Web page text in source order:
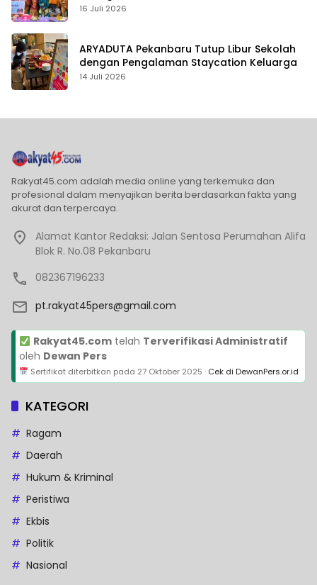
Karakter
16 Juli 2026
ARYADUTA Pekanbaru Tutup Libur Sekolah
dengan Pengalaman Staycation Keluarga
14 Juli 2026
Rakyat45.com adalah media online yang terkemuka dan
profesional dalam menyajikan berita berdasarkan fakta yang
akurat dan terpercaya.
Alamat Kantor Redaksi: Jalan Sentosa Perumahan Alifa
Blok R. No.08 Pekanbaru
082367196233
pt.rakyat45pers@gmail.com
Rakyat45.comtelah Terverifikasi Administratif
oleh Dewan Pers
Sertifikat diterbitkan pada 27 Oktober 2025 · Cek di DewanPers.or.id
KATEGORI
Ragam
Daerah
Hukum & Kriminal
Peristiwa
Ekbis
Politik
Nasional